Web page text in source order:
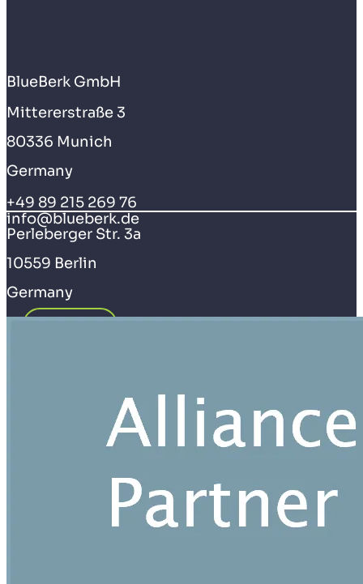
BlueBerk GmbH
Mittererstraße 3
80336 Munich
Germany
+49 89 215 269 76
info@blueberk.de
Perleberger Str. 3a
10559 Berlin
Germany